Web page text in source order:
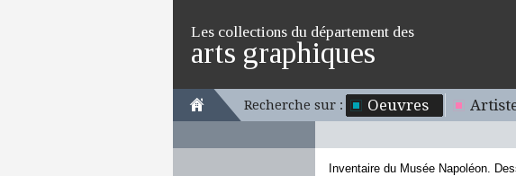
Les collections du département des
arts graphiques
Recherche sur : Oeuvres
Inventaire du Musée Napoléon.